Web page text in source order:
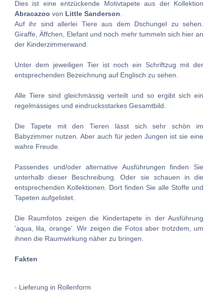
Dies ist eine entzückende Motivtapete aus der Kollektion
Abracazoo von Little Sanderson.
Auf ihr sind allerlei Tiere aus dem Dschungel zu sehen.
Giraffe, Äffchen, Elefant und noch mehr tummeln sich hier an
der Kinderzimmerwand.
Unter dem jeweiligen Tier ist noch ein Schriftzug mit der
entsprechenden Bezeichnung auf Englisch zu sehen.
Alle Tiere sind gleichmässig verteilt und so ergibt sich ein
regelmässiges und eindrucksstarkes Gesamtbild.
Die Tapete mit den Tieren lässt sich sehr schön im
Babyzimmer nutzen. Aber auch für jeden Jungen ist sie eine
wahre Freude.
Passendes und/oder alternative Ausführungen finden Sie
unterhalb dieser Beschreibung. Oder sie schauen in die
entsprechenden Kollektionen. Dort finden Sie alle Stoffe und
Tapeten aufgelistet.
Die Raumfotos zeigen die Kindertapete in der Ausführung
'aqua, lila, orange'. Wir zeigen die Fotos aber trotzdem, um
ihnen die Raumwirkung näher zu bringen.
Fakten
- Lieferung in Rollenform